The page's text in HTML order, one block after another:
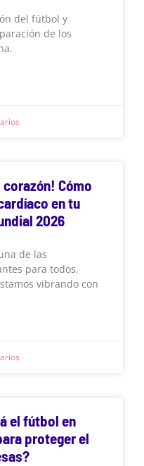
del fútbol y
de los
corazón! Cómo
en tu
2026
de las
para todos,
vibrando con
el fútbol en
proteger el